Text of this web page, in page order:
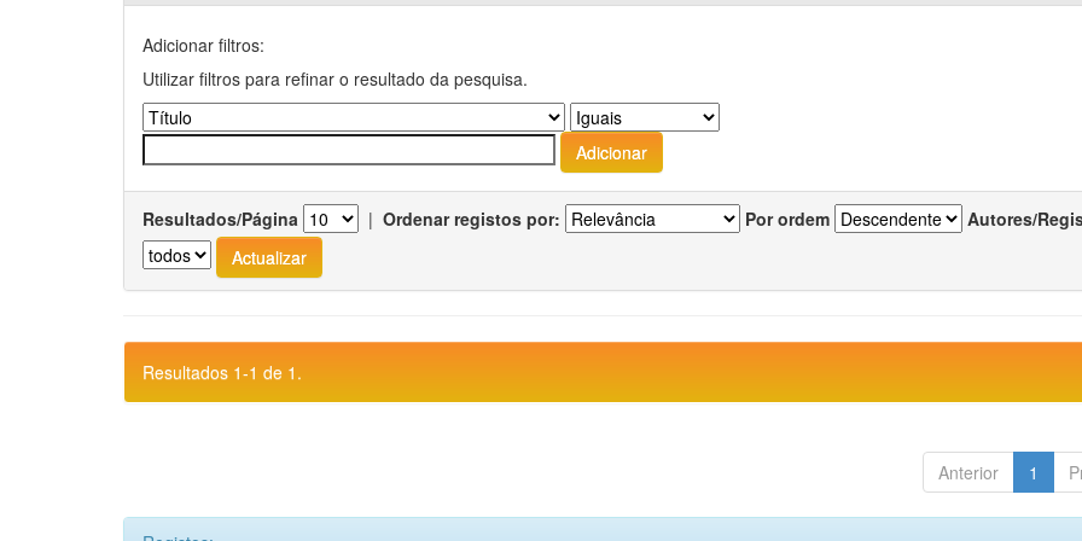
Adicionar filtros:
Utilizar filtros para refinar o resultado da pesquisa.
Resultados/Página | Ordenar registos por: Por ordem Autores/
Resultados 1-1 de 1.
Anterior 1